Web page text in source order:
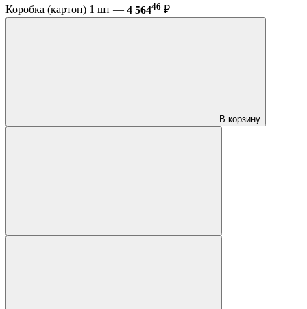
Коробка (картон) 1 шт — 4 56446 ₽
В корзину